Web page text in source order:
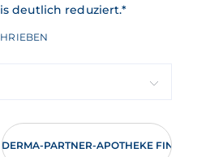
deutlich reduziert.*
PARTNER-APOTHEKE FINDEN